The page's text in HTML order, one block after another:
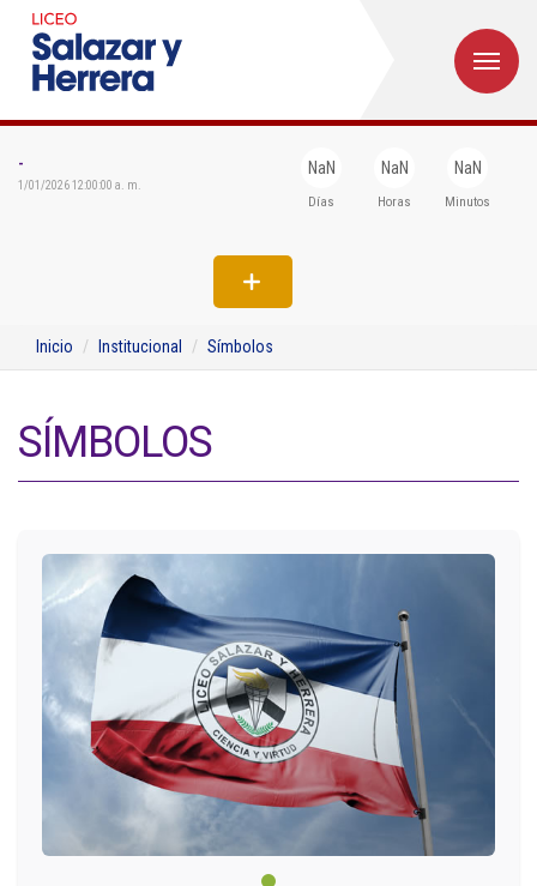
-
1/01/2026 12:00:00 a. m.
NaN
Días
NaN
Horas
NaN
Minutos
Inicio Institucional Símbolos
SÍMBOLOS
Formación
Departamentos
Extensión
Bienestar
Académico
Padres
Egresados
Pagos
PQRSF